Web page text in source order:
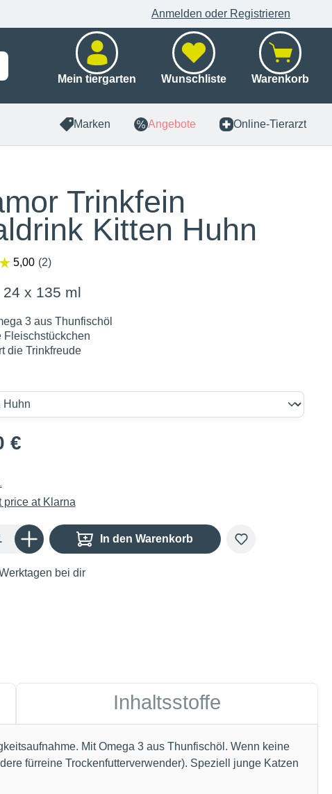
Anmelden oder Registrieren
Mein tiergarten Wunschliste Warenkorb
Marken Angebote Online-Tierarzt
Trinkfein
Kitten Huhn
24 x 135 ml
3 aus Thunfischöl
Fleischstückchen
die Trinkfreude
€
Gib den gewünschten Wert ein oder benutze die Schaltflächen um die Anzahl zu
In den Warenkorb
bei dir
Inhaltsstoffe
Mit Omega 3 aus Thunfischöl. Wenn keine
fürreine Trockenfutterverwender). Speziell junge Katzen